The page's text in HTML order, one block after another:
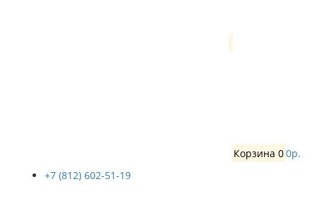
Корзина 00р.
+7 (812) 602-51-19